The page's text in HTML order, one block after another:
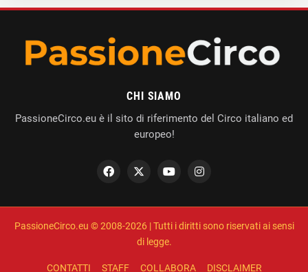
CHI SIAMO
PassioneCirco.eu è il sito di riferimento del Circo italiano ed
europeo!
PassioneCirco.eu © 2008-2026 | Tutti i diritti sono riservati ai sensi
di legge.
CONTATTI STAFF COLLABORA DISCLAIMER